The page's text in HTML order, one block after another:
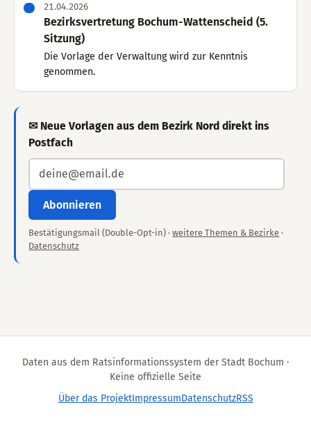
21.04.2026
Bezirksvertretung Bochum-Wattenscheid (5.
Sitzung)
Die Vorlage der Verwaltung wird zur Kenntnis
genommen.
✉ Neue Vorlagen aus dem Bezirk Nord direkt ins
Postfach
Abonnieren
Bestätigungsmail (Double-Opt-in) ·weitere Themen & Bezirke ·
Datenschutz
Daten aus dem Ratsinformationssystem der Stadt Bochum ·
Keine offizielle Seite
Über das ProjektImpressumDatenschutzRSS